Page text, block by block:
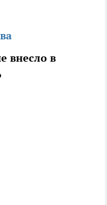
внесло в